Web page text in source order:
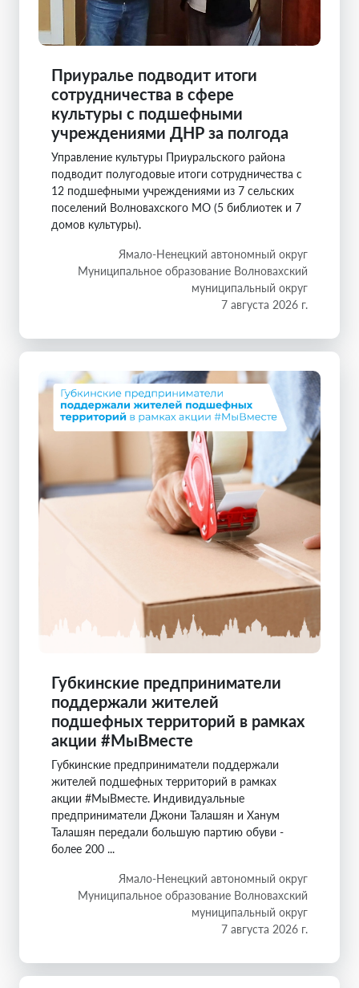
Приуралье подводит итоги
сотрудничества в сфере
культуры с подшефными
учреждениями ДНР за полгода
Управление культуры Приуральского района
подводит полугодовые итоги сотрудничества с
12 подшефными учреждениями из 7 сельских
поселений Волновахского МО (5 библиотек и 7
домов культуры).
Ямало-Ненецкий автономный округ
Муниципальное образование Волновахский
муниципальный округ
7 августа 2026 г.
Губкинские предприниматели
поддержали жителей
подшефных территорий в рамках
акции #МыВместе
Губкинские предприниматели поддержали
жителей подшефных территорий в рамках
акции #МыВместе. Индивидуальные
предприниматели Джони Талашян и Ханум
Талашян передали большую партию обуви -
более 200 ...
Ямало-Ненецкий автономный округ
Муниципальное образование Волновахский
муниципальный округ
7 августа 2026 г.